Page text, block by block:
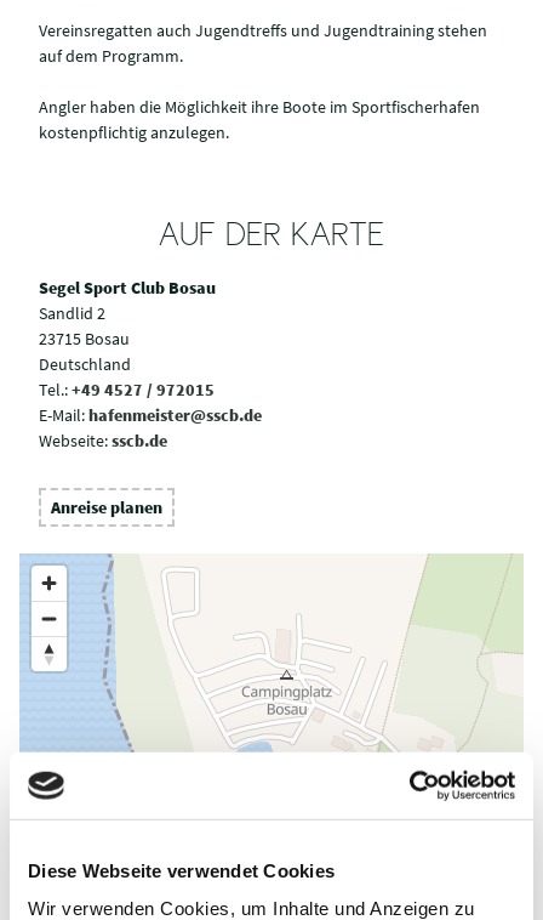
Diese Webseite verwendet Cookies
Wir verwenden Cookies, um Inhalte und Anzeigen zu
Vereinsregatten auch Jugendtreffs und Jugendtraining stehen
auf dem Programm.
Angler haben die Möglichkeit ihre Boote im Sportfischerhafen
kostenpflichtig anzulegen.
AUF DER KARTE
Segel Sport Club Bosau
Sandlid 2
23715 Bosau
Deutschland
Tel.:+49 4527 / 972015
E-Mail:hafenmeister@sscb.de
Webseite:sscb.de
Anreise planen